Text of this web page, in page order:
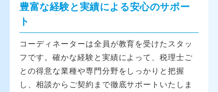
豊富な経験と実績による安心のサポー
ト
コーディネーターは全員が教育を受けたスタッ
フです。確かな経験と実績によって、税理士ご
との得意な業種や専門分野をしっかりと把握
し、相談からご契約まで徹底サポートいたしま